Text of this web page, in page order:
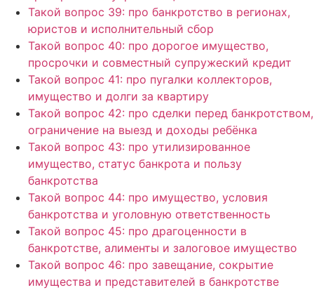
Такой вопрос 39: про банкротство в регионах,
юристов и исполнительный сбор
Такой вопрос 40: про дорогое имущество,
просрочки и совместный супружеский кредит
Такой вопрос 41: про пугалки коллекторов,
имущество и долги за квартиру
Такой вопрос 42: про сделки перед банкротством,
ограничение на выезд и доходы ребёнка
Такой вопрос 43: про утилизированное
имущество, статус банкрота и пользу
банкротства
Такой вопрос 44: про имущество, условия
банкротства и уголовную ответственность
Такой вопрос 45: про драгоценности в
банкротстве, алименты и залоговое имущество
Такой вопрос 46: про завещание, сокрытие
имущества и представителей в банкротстве